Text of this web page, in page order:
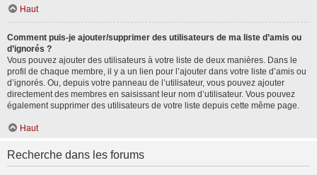
Haut
Comment puis-je ajouter/supprimer des utilisateurs de ma liste d’amis ou
d’ignorés ?
Vous pouvez ajouter des utilisateurs à votre liste de deux manières. Dans le
profil de chaque membre, il y a un lien pour l’ajouter dans votre liste d’amis ou
d’ignorés. Ou, depuis votre panneau de l’utilisateur, vous pouvez ajouter
directement des membres en saisissant leur nom d’utilisateur. Vous pouvez
également supprimer des utilisateurs de votre liste depuis cette même page.
Haut
Recherche dans les forums